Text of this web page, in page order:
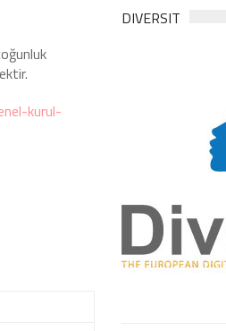
kurul-
DIVERSIT